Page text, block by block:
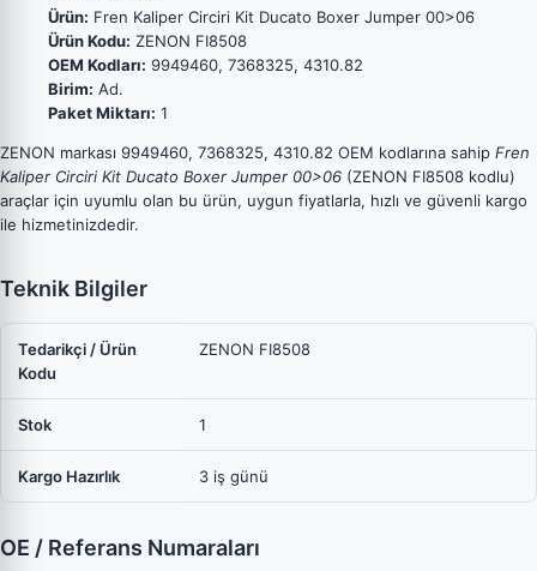
Ürün: Fren Kaliper Circiri Kit Ducato Boxer Jumper 00>06
Ürün Kodu: ZENON FI8508
OEM Kodları: 9949460, 7368325, 4310.82
Birim: Ad.
Paket Miktarı: 1
ZENON markası 9949460, 7368325, 4310.82 OEM kodlarına sahip Fren
Kaliper Circiri Kit Ducato Boxer Jumper 00>06 (ZENON FI8508 kodlu)
araçlar için uyumlu olan bu ürün, uygun fiyatlarla, hızlı ve güvenli kargo
ile hizmetinizdedir.
Teknik Bilgiler
Tedarikçi / Ürün
Kodu
ZENON FI8508
Stok 1
Kargo Hazırlık 3 iş günü
OE / Referans Numaraları